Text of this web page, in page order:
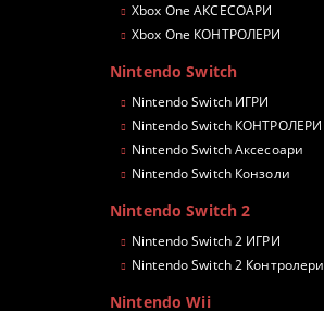
Xbox One АКСЕСОАРИ
Xbox One КОНТРОЛЕРИ
Nintendo Switch
Nintendo Switch ИГРИ
Nintendo Switch КОНТРОЛЕРИ
Nintendo Switch Аксесоари
Nintendo Switch Конзоли
Nintendo Switch 2
Nintendo Switch 2 ИГРИ
Nintendo Switch 2 Контролери
Nintendo Wii